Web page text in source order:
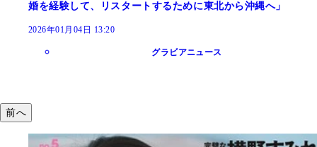
婚を経験して、リスタートするために東北から沖縄へ」
2026年01月04日 13:20
グラビアニュース
前へ